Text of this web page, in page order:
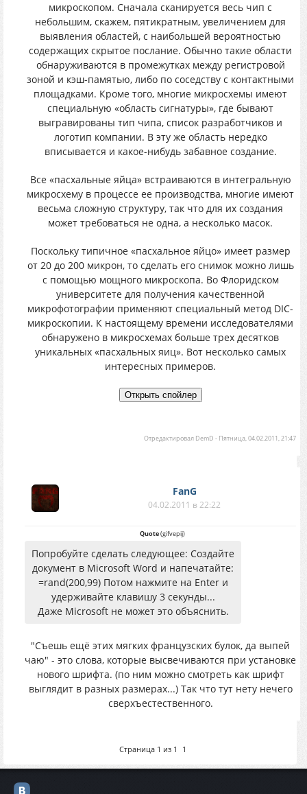
микроскопом. Сначала сканируется весь чип с
небольшим, скажем, пятикратным, увеличением для
выявления областей, с наибольшей вероятностью
содержащих скрытое послание. Обычно такие области
обнаруживаются в промежутках между регистровой
зоной и кэш-памятью, либо по соседству с контактными
площадками. Кроме того, многие микросхемы имеют
специальную «область сигнатуры», где бывают
выгравированы тип чипа, список разработчиков и
логотип компании. В эту же область нередко
вписывается и какое-нибудь забавное создание.
Все «пасхальные яйца» встраиваются в интегральную
микросхему в процессе ее производства, многие имеют
весьма сложную структуру, так что для их создания
может требоваться не одна, а несколько масок.
Поскольку типичное «пасхальное яйцо» имеет размер
от 20 до 200 микрон, то сделать его снимок можно лишь
с помощью мощного микроскопа. Во Флоридском
университете для получения качественной
микрофотографии применяют специальный метод DIC-
микроскопии. К настоящему времени исследователями
обнаружено в микросхемах больше трех десятков
уникальных «пасхальных яиц». Вот несколько самых
интересных примеров.
Отредактировал DemD - Пятница, 04.02.2011, 21:47
FanG
04.02.2011 в 22:22
Quote(gifvepij)
Попробуйте сделать следующее: Создайте
документ в Microsoft Word и напечатайте:
=rand(200,99) Потом нажмите на Enter и
удерживайте клавишу 3 секунды...
Даже Microsoft не может это объяснить.
"Съешь ещё этих мягких французских булок, да выпей
чаю" - это слова, которые высвечиваются при установке
нового шрифта. (по ним можно смотреть как шрифт
выглядит в разных размерах...) Так что тут нету нечего
сверхъестественного.
Страница 1 из 1 1